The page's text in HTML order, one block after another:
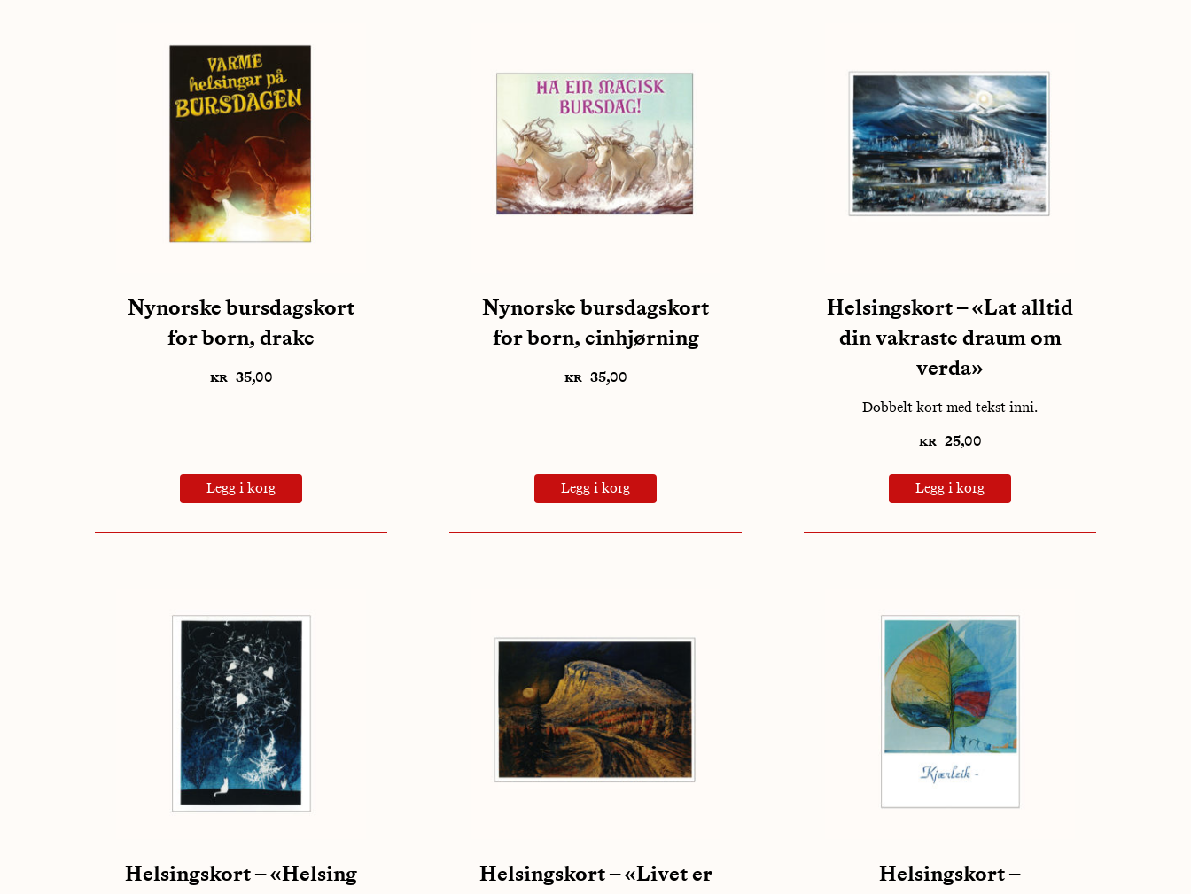
Nynorske bursdagskort
for born, drake
kr 35,00
Legg i korg
Nynorske bursdagskort
for born, einhjørning
kr 35,00
Legg i korg
Helsingskort – «Lat alltid
din vakraste draum om
verda»
Dobbelt kort med tekst inni.
kr 25,00
Legg i korg
Helsingskort – «Helsing
Helsingskort – «Livet er
Helsingskort –